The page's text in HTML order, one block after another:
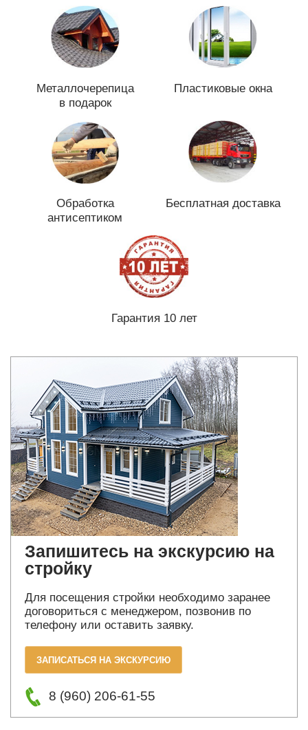
Металлочерепица
в подарок
Пластиковые окна
Обработка
антисептиком
Бесплатная доставка
Гарантия 10 лет
Запишитесь на экскурсию на
стройку
Для посещения стройки необходимо заранее
договориться с менеджером, позвонив по
телефону или оставить заявку.
ЗАПИСАТЬСЯ НА ЭКСКУРСИЮ
8 (960) 206-61-55